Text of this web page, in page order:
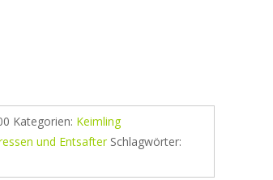
Kategorien: Keimling
und Entsafter Schlagwörter: